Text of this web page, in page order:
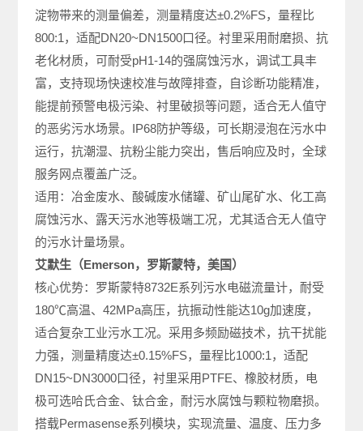
淀物带来的测量偏差，测量精度达±0.2%FS，量程比
800:1，适配DN20~DN1500口径。衬里采用耐磨损、抗
老化材质，可耐受pH1-14的强腐蚀污水，调试工具丰
富，支持现场快速校准与故障排查，自诊断功能精准，
能提前预警电极污染、衬里破损等问题，适合无人值守
的恶劣污水场景。IP68防护等级，可长期浸泡在污水中
运行，抗潮湿、抗粉尘能力突出，售后响应及时，全球
服务网点覆盖广泛。
适用：冶金废水、酸碱废水储罐、矿山尾矿水、化工高
腐蚀污水、露天污水池等极端工况，尤其适合无人值守
的污水计量场景。
艾默生（Emerson，罗斯蒙特，美国）
核心优势：罗斯蒙特8732E系列污水电磁流量计，耐受
180℃高温、42MPa高压，抗振动性能达10g加速度，
适合复杂工业污水工况。采用多频励磁技术，抗干扰能
力强，测量精度达±0.15%FS，量程比1000:1，适配
DN15~DN3000口径，衬里采用PTFE、橡胶材质，电
极可选哈氏合金、钛合金，耐污水腐蚀与颗粒物磨损。
搭载Permasense系列模块，实现流量、温度、压力多